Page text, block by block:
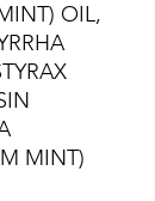
OIL,
MINT)